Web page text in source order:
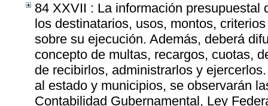
84 XXVII : La información
los destinatarios, usos, montos,
sobre su ejecución. Además, deberá
concepto de multas, recargos, cuotas,
de recibirlos, administrarlos y
al estado y municipios, se observarán
Contabilidad Gubernamental, Ley